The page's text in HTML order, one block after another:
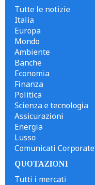
Tutte le notizie
Italia
Europa
Mondo
Ambiente
Banche
Economia
Finanza
Politica
Scienza e tecnologia
Assicurazioni
Energia
Lusso
Comunicati Corporate
QUOTAZIONI
Tutti i mercati